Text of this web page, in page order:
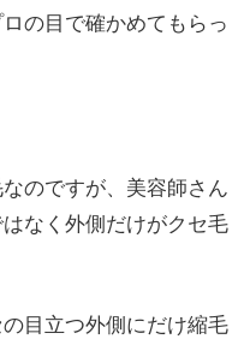
の目で確かめてもらっ
のですが、美容師さん
なく外側だけがクセ毛
目立つ外側にだけ縮毛